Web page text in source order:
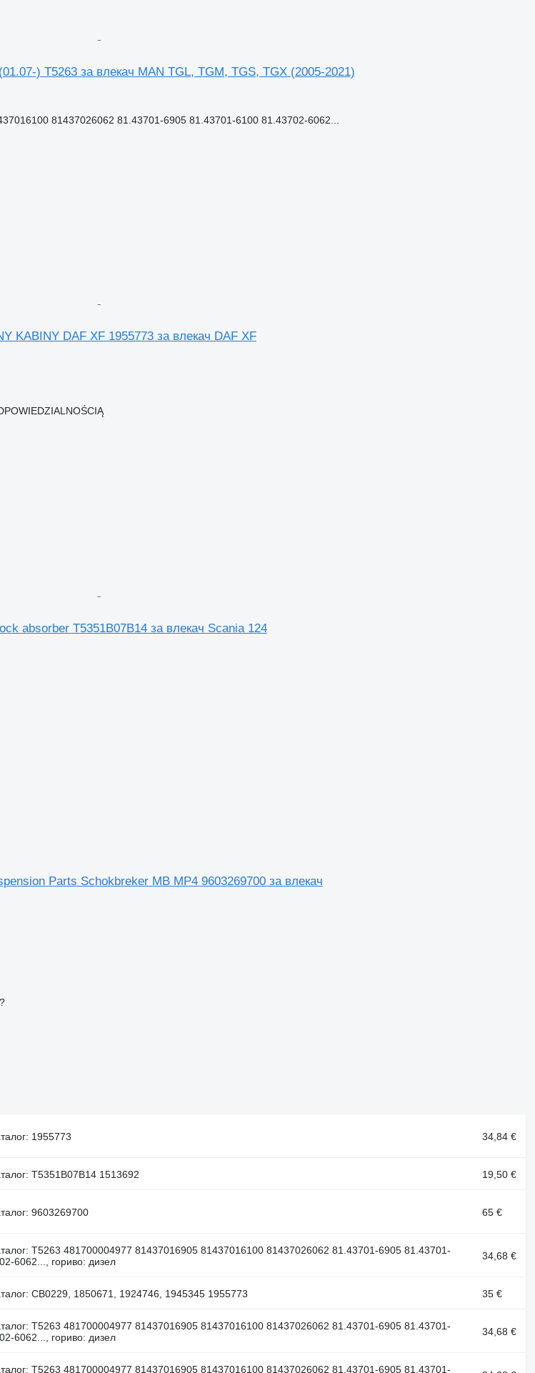
) T5263 за влекач MAN TGL, TGM, TGS, TGX (2005-2021)
81437026062 81.43701-6905 81.43701-6100 81.43702-6062...
KABINY DAF XF 1955773 за влекач DAF XF
absorber T5351B07B14 за влекач Scania 124
Parts Schokbreker MB MP4 9603269700 за влекач
1955773 34,84 €
T5351B07B14 1513692 19,50 €
9603269700 65 €
T5263 481700004977 81437016905 81437016100 81437026062 81.43701-6905 81.43701-
6062..., гориво: дизел
34,68 €
CB0229, 1850671, 1924746, 1945345 1955773 35 €
T5263 481700004977 81437016905 81437016100 81437026062 81.43701-6905 81.43701-
6062..., гориво: дизел
34,68 €
T5263 481700004977 81437016905 81437016100 81437026062 81.43701-6905 81.43701-